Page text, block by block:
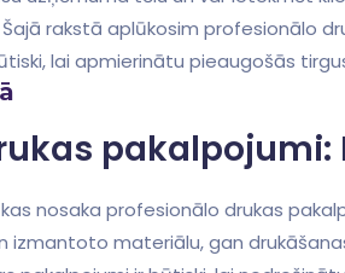
rakstā ‍aplūkosim profesionālo
lai ⁤apmierinātu pieaugošās
pakalpojumi:
nosaka profesionālo drukas
izmantoto materiālu, gan